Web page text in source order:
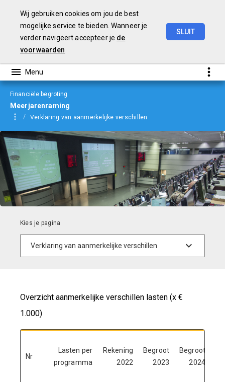
Wij gebruiken cookies om jou de best
mogelijke service te bieden. Wanneer je
verder navigeert accepteer je de
voorwaarden
SLUIT
Financiële begroting
Meerjarenraming
Verklaring van aanmerkelijke verschillen
Overzicht aanmerkelijke verschillen lasten (x €
1.000)
Nr
Lasten per
programma
Rekening
2022
Begroot
2023
Begroot
2024